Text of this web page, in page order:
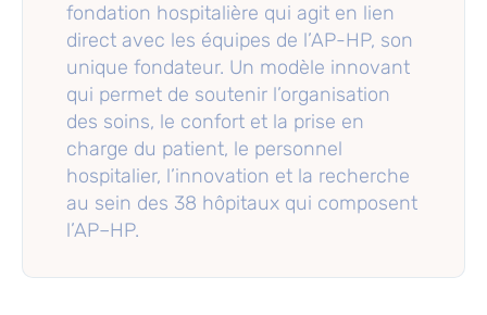
fondation hospitalière qui agit en lien
direct avec les équipes de l’AP-HP, son
unique fondateur. Un modèle innovant
qui permet de soutenir l’organisation
des soins, le confort et la prise en
charge du patient, le personnel
hospitalier, l’innovation et la recherche
au sein des 38 hôpitaux qui composent
l’AP–HP.